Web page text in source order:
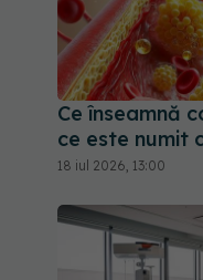
Ce înseamnă
ce este numit
18 iul 2026, 13:00